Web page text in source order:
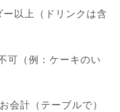
以上（ドリンクは含
可（例：ケーキのい
会計（テーブルで）